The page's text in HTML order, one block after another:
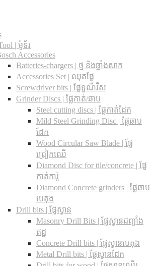
| ម៉ូទ័រ
Accessories
Batteries-chargers | ថ្ម និងឆ្នាំងសាក
Accessories Set | ឈុតផ្លែ
Screwdriver bits | ផ្លែទួណឺវីស
Grinder Discs |​ ផ្លែកាត់/ឆាប
Steel cutting discs |​ ផ្លែកាត់ដែក
Mild Steel Grinding Disc | ផ្លែឆាប
ដែក
Wood Circular Saw Blade | ផ្លែ
ជ្រៀកឈើ
Diamond Disc for tile/concrete​ | ផ្លែ
កាត់ការ៉ូ
Diamond Concrete grinders | ផ្លែឆាប
បេតុង
Drill bits |​ ផ្លែស្វាន
Masonry Drill Bits |​ ផ្លែស្វានជញ្ជាំង
ឥដ្ឋ
Concrete Drill bits |​ ផ្លែស្វានបេតុង
Metal Drill bits |​ ផ្លែស្វានដែក